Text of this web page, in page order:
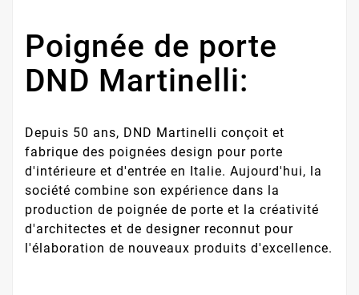
Poignée de porte
DND Martinelli:
Depuis 50 ans, DND Martinelli conçoit et
fabrique des poignées design pour porte
d'intérieure et d'entrée en Italie. Aujourd'hui, la
société combine son expérience dans la
production de poignée de porte et la créativité
d'architectes et de designer reconnut pour
l'élaboration de nouveaux produits d'excellence.